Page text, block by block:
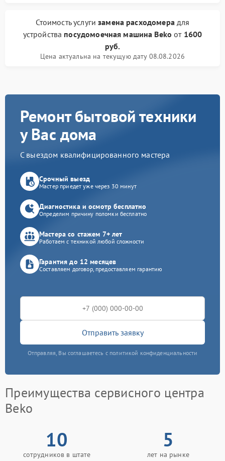
Стоимость услугизамена расходомерадля
устройства посудомоечная машина Beko от 1600
руб.
Цена актуальна на текущую дату 08.08.2026
Ремонт бытовой техники
у Вас дома
С выездом квалифицированного мастера
Срочный выезд
Мастер приедет уже через 30 минут
Диагностика и осмотр бесплатно
Определим причину поломки бесплатно
Мастера со стажем 7+ лет
Работаем с техникой любой сложности
Гарантия до 12 месяцев
Составляем договор, предоставляем гарантию
Отправить заявку
Отправляя, Вы соглашаетесь с политикой конфиденциальности
Преимущества сервисного центра
Beko
10
сотрудников в штате
5
лет на рынке